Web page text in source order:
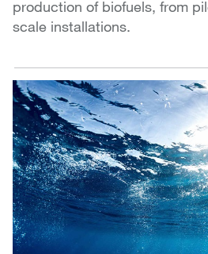
production of biofuels, from
scale installations.